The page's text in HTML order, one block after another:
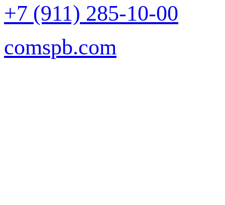
+7 (911) 285-10-00
comspb.com
Задать вопрос